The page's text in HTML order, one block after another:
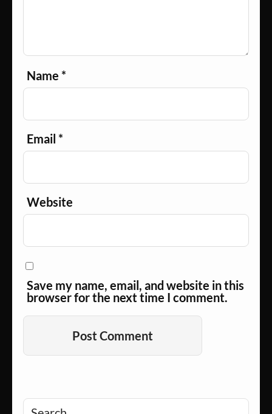
Name *
Email *
Website
Save my name, email, and website in this
browser for the next time I comment.